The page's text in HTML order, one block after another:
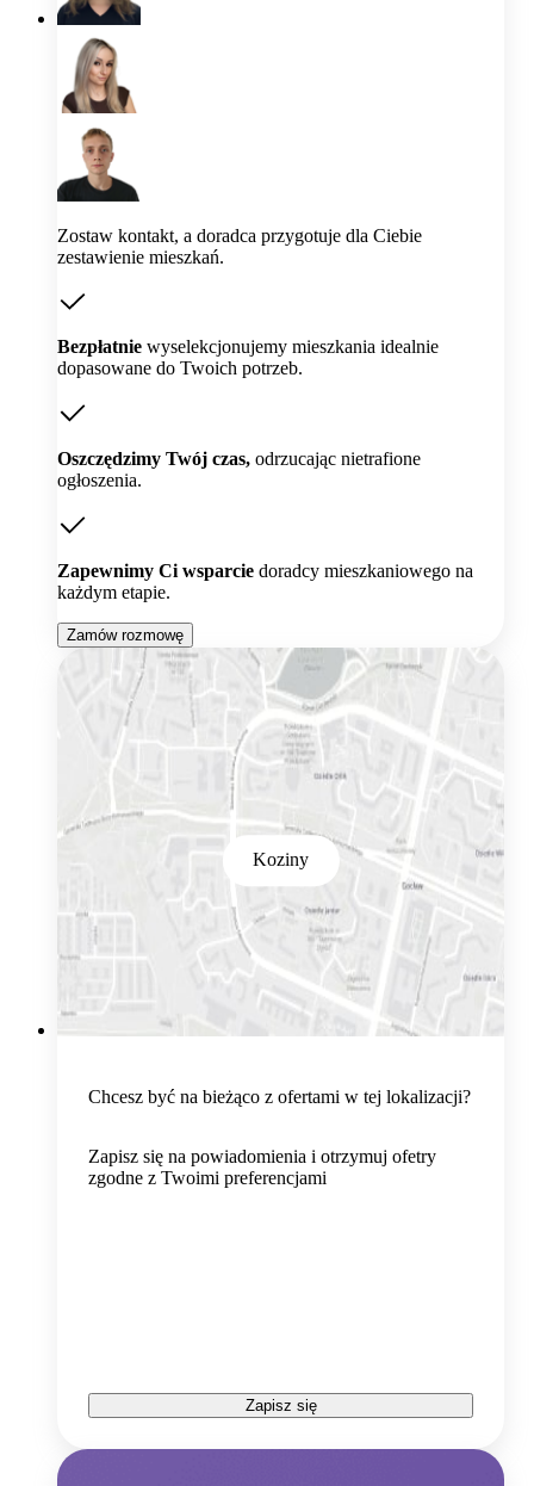
Zostaw kontakt, a doradca przygotuje dla Ciebie
zestawienie mieszkań.
Bezpłatnie wyselekcjonujemy mieszkania idealnie
dopasowane do Twoich potrzeb.
Oszczędzimy Twój czas, odrzucając nietrafione
ogłoszenia.
Zapewnimy Ci wsparcie doradcy mieszkaniowego na
każdym etapie.
Zamów rozmowę
Koziny
Chcesz być na bieżąco z ofertami w tej lokalizacji?
Zapisz się na powiadomienia i otrzymuj ofetry
zgodne z Twoimi preferencjami
Zapisz się